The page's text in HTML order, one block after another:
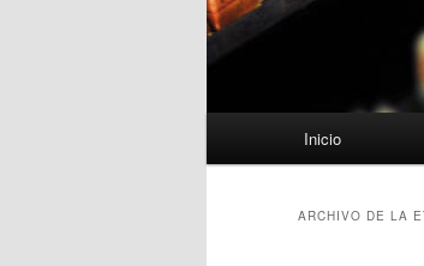
Inicio
ARCHIVO DE LA